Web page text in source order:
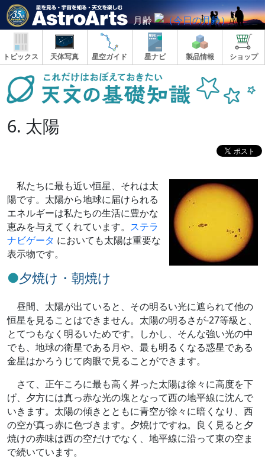
月齢
トピックス 天体写真 星空ガイド 星ナビ 製品情報 ショップ
6. 太陽
私たちに最も近い恒星、それは太
陽です。太陽から地球に届けられる
エネルギーは私たちの生活に豊かな
恵みを与えてくれています。 ステラ
ナビゲータ においても太陽は重要な
表示物です。
夕焼け・朝焼け
昼間、太陽が出ていると、その明るい光に遮られて他の
恒星を見ることはできません。太陽の明るさが-27等級と、
とてつもなく明るいためです。しかし、そんな強い光の中
でも、地球の衛星である月や、最も明るくなる惑星である
金星はかろうじて肉眼で見ることができます。
さて、正午ころに最も高く昇った太陽は徐々に高度を下
げ、夕方には真っ赤な光の塊となって西の地平線に沈んで
いきます。太陽の傾きとともに青空が徐々に暗くなり、西
の空が真っ赤に色づきます。夕焼けですね。良く見ると夕
焼けの赤味は西の空だけでなく、地平線に沿って東の空ま
で続いています。